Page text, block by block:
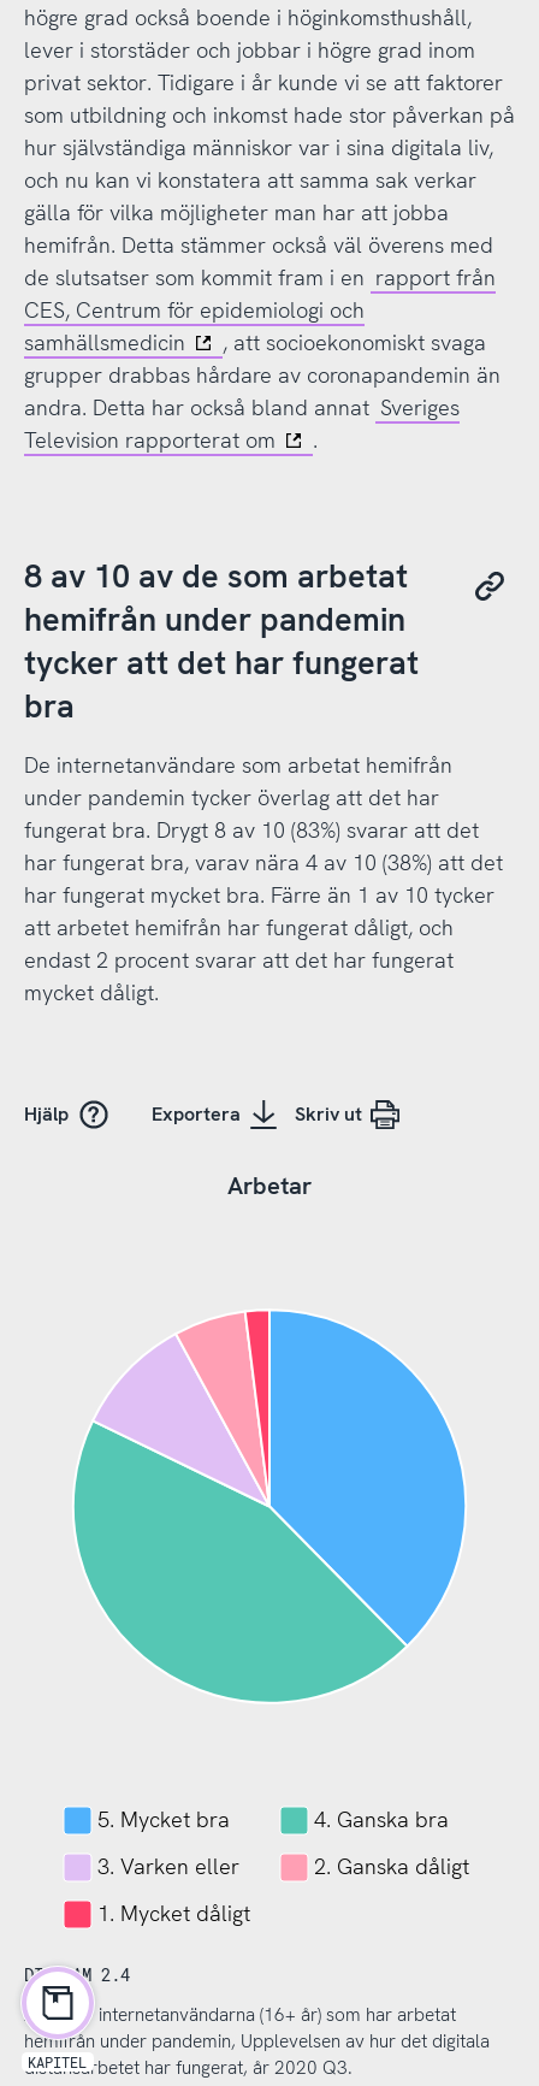
högre grad också boende i höginkomsthushåll,
lever i storstäder och jobbar i högre grad inom
privat sektor. Tidigare i år kunde vi se att faktorer
som utbildning och inkomst hade stor påverkan på
hur självständiga människor var i sina digitala liv,
och nu kan vi konstatera att samma sak verkar
gälla för vilka möjligheter man har att jobba
hemifrån. Detta stämmer också väl överens med
de slutsatser som kommit fram i en rapport från
CES, Centrum för epidemiologi och
samhällsmedicin
, att socioekonomiskt svaga
grupper drabbas hårdare av coronapandemin än
andra. Detta har också bland annat Sveriges
Television rapporterat om
.
8 av 10 av de som arbetat
hemifrån under pandemin
tycker att det har fungerat
bra
De internetanvändare som arbetat hemifrån
under pandemin tycker överlag att det har
fungerat bra. Drygt 8 av 10 (83%) svarar att det
har fungerat bra, varav nära 4 av 10 (38%) att det
har fungerat mycket bra. Färre än 1 av 10 tycker
att arbetet hemifrån har fungerat dåligt, och
endast 2 procent svarar att det har fungerat
mycket dåligt.
Hjälp Exportera Skriv ut
Arbetar
5. Mycket bra
4. Ganska bra
3. Varken eller
2. Ganska dåligt
1. Mycket dåligt
DIAGRAM 2.4
Andel av internetanvändarna (16+ år) som har arbetat
hemifrån under pandemin, Upplevelsen av hur det digitala
distansarbetet har fungerat, år 2020 Q3.
KAPITEL